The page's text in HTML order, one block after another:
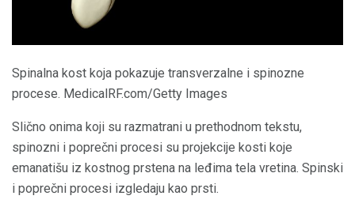
Spinalna kost koja pokazuje transverzalne i spinozne
procese. MedicalRF.com/Getty Images
Slično onima koji su razmatrani u prethodnom tekstu,
spinozni i poprečni procesi su projekcije kosti koje
emanatišu iz kostnog prstena na leđima tela vretina. Spinski
i poprečni procesi izgledaju kao prsti.